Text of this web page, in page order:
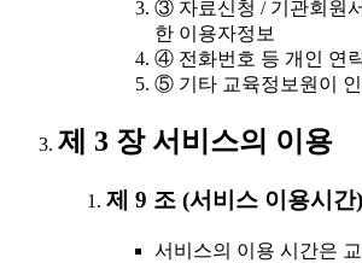
③ 자료신청 / 기관회원
한 이용자정보
④ 전화번호 등 개인 연
⑤ 기타 교육정보원이
제 3 장 서비스의 이용
제 9 조 (서비스 이용시간)
서비스의 이용 시간은